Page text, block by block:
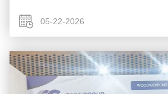
ekscytujące cztery dni, w których
05-22-2026